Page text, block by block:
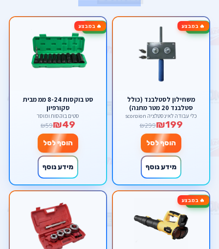
🔥 במבצע-33%
משחילון לסטלבנד (כולל
סטלבנד 20 מטר מתנה)
כלי עבודה לאינסטלציה scorpion
₪199
₪299
הוסף לסל
מידע נוסף
🔥 במבצע-17%
סט בוקסות 8-24 ממ מבית
סקורפיון
סטים בוקסות ומוסך
₪49
₪59
הוסף לסל
מידע נוסף
🔥 במבצע-43%